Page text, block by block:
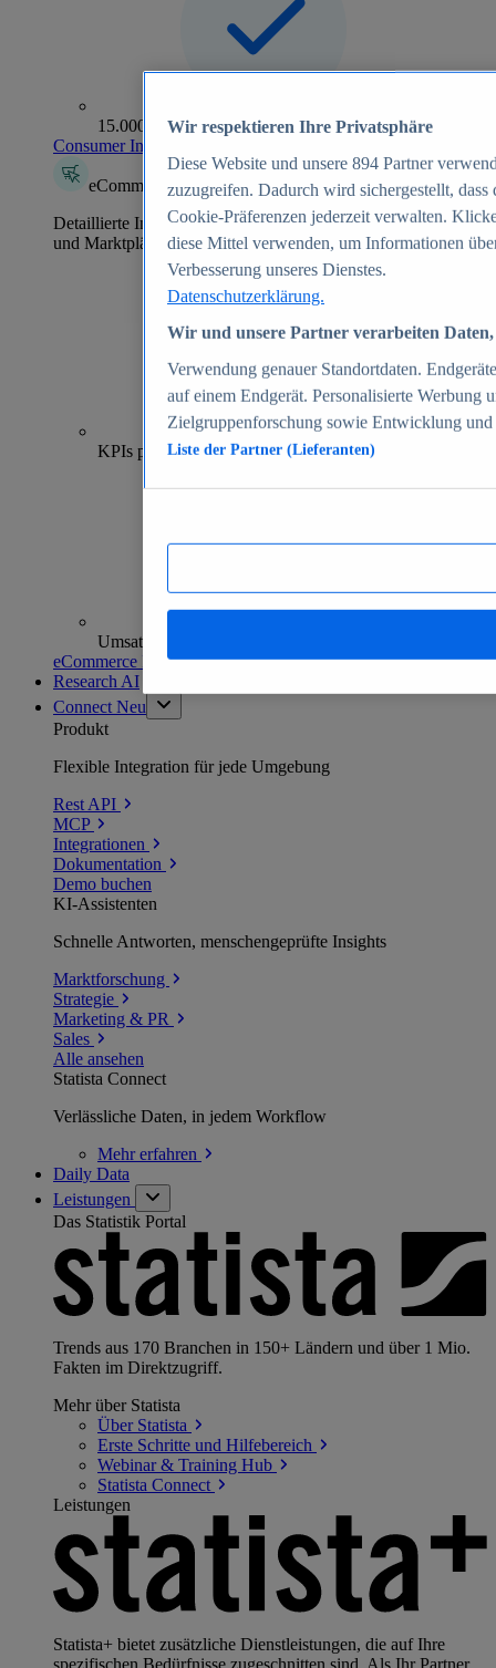
15.000+ Marken
Consumer Insights entdecken
eCommerce Insights
Detaillierte Informationen zu mehr als 39.000 Online-Shops
und Marktplätzen
70+
KPIs pro Shop
Umsatzanalysen und -prognosen
eCommerce Insights entdecken
Research AI
Connect Neu
Produkt
Flexible Integration für jede Umgebung
Rest API
MCP
Integrationen
Dokumentation
Demo buchen
KI-Assistenten
Schnelle Antworten, menschengeprüfte Insights
Marktforschung
Strategie
Marketing & PR
Sales
Alle ansehen
Statista Connect
Verlässliche Daten, in jedem Workflow
Mehrerfahren
Daily Data
Leistungen
Das Statistik Portal
Trends aus 170 Branchen in 150+ Ländern und über 1 Mio.
Fakten im Direktzugriff.
Mehr über Statista
Über Statista
Erste Schritte und Hilfebereich
Webinar & Training Hub
Statista Connect
Leistungen
Statista+ bietet zusätzliche Dienstleistungen, die auf Ihre
spezifischen Bedürfnisse zugeschnitten sind. Als Ihr Partner
Wir respektieren Ihre Privatsphäre
Diese Website und unsere 894 Partner
zuzugreifen. Dadurch wird sichergestellt,
Cookie-Präferenzen jederzeit verwalten.
diese Mittel verwenden, um Informationen
Verbesserung unseres Dienstes.
Datenschutzerklärung.
Wir und unsere Partner verarbeiten
Verwendung genauer Standortdaten.
auf einem Endgerät. Personalisierte Werbung
Zielgruppenforschung sowie Entwicklung
Liste der Partner (Lieferanten)